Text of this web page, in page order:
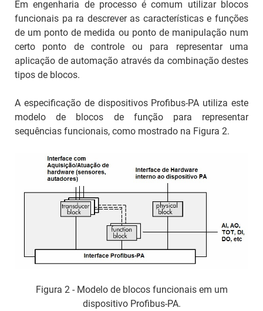
Em engenharia de processo é comum utilizar blocos
funcionais pa ra descrever as características e funções
de um ponto de medida ou ponto de manipulação num
certo ponto de controle ou para representar uma
aplicação de automação através da combinação destes
tipos de blocos.
A especificação de dispositivos Profibus-PA utiliza este
modelo de blocos de função para representar
sequências funcionais, como mostrado na Figura 2.
Figura 2 - Modelo de blocos funcionais em um
dispositivo Profibus-PA.